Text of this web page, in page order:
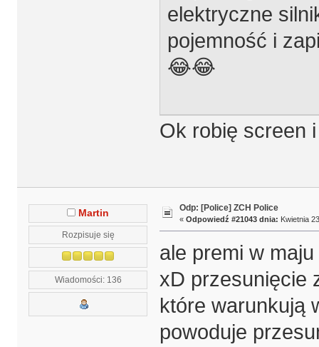
elektryczne
pojemność i
😂😂
Ok robię screen
Martin
Rozpisuje się
Wiadomości: 136
Odp: [Police] ZCH Police
« Odpowiedź #21043 dnia: Kwietnia
ale premi w
xD przesunięcie
które warunkują
powoduje